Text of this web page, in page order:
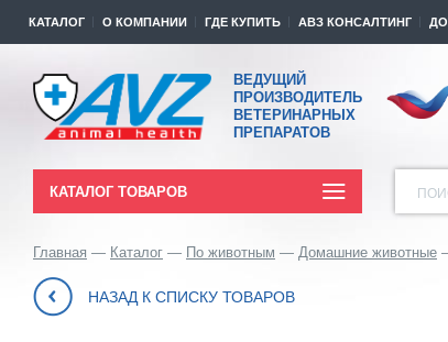
КАТАЛОГ О КОМПАНИИ ГДЕ КУПИТЬ АВЗ КОНСАЛТИНГ
ВЕДУЩИЙ
ПРОИЗВОДИТЕЛЬ
ВЕТЕРИНАРНЫХ
ПРЕПАРАТОВ
КАТАЛОГ ТОВАРОВ
Главная Каталог По животным Домашние животные
НАЗАД К СПИСКУ ТОВАРОВ